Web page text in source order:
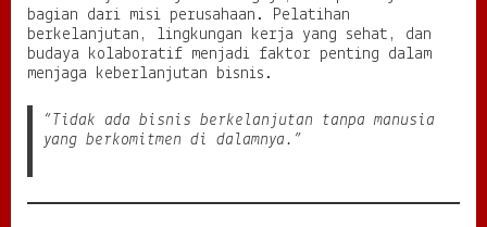
bagian dari misi perusahaan. Pelatihan
berkelanjutan, lingkungan kerja yang sehat, dan
budaya kolaboratif menjadi faktor penting dalam
menjaga keberlanjutan bisnis.
“Tidak ada bisnis berkelanjutan tanpa manusia
yang berkomitmen di dalamnya.”